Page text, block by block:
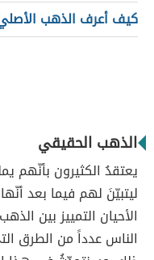
كيف أعرف الذهب
الذهب الحقيقي
يعتقدُ الكثيرون بأنّهم
ليتبيّنَ لهم فيما بعد
الأحيان التمييز بين
الناس عدداً من الطرق